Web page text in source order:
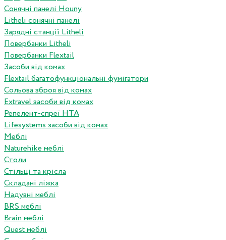
Сонячні панелі Houny
Litheli сонячні панелі
Зарядні станції Litheli
Повербанки Litheli
Повербанки Flextail
Засоби від комах
Flextail багатофункціональні фумігатори
Сольова зброя від комах
Extravel засоби від комах
Репелент-спреї HTA
Lifesystems засоби від комах
Меблі
Naturehike меблі
Столи
Стільці та крісла
Складані ліжка
Надувні меблі
BRS меблі
Brain меблі
Quest меблі